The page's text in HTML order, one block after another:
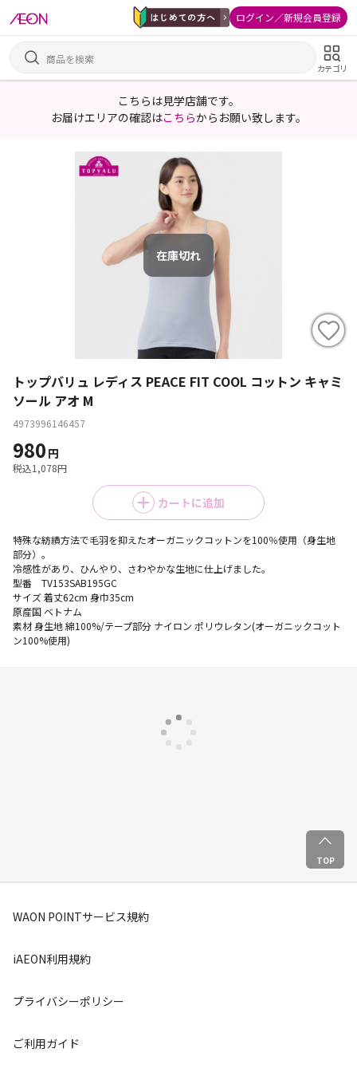
ログイン／新規会員登録
カテゴリ
こちらは見学店舗です。
お届けエリアの確認はこちらからお願い致します。
在庫切れ
トップバリュ レディス PEACE FIT COOL コットン キャミ
ソール アオ M
4973996146457
980 円
税込1,078円
カートに追加
特殊な紡績方法で毛羽を抑えたオーガニックコットンを100％使用（身生地
部分）。
冷感性があり、ひんやり、さわやかな生地に仕上げました。
型番　TV153SAB195GC
サイズ 着丈62cm 身巾35cm
原産国 ベトナム
素材 身生地 綿100%/テープ部分 ナイロン ポリウレタン(オーガニックコット
ン100%使用)
TOP
WAON POINTサービス規約
iAEON利用規約
プライバシーポリシー
ご利用ガイド